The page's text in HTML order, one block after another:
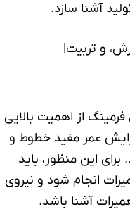
آشنا سازد.
و تربیت|
از اهمیت بالایی
عمر مفید خطوط و
این منظور، باید
انجام شود و نیروی
آشنا باشد.